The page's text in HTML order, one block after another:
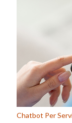
Chatbot Per